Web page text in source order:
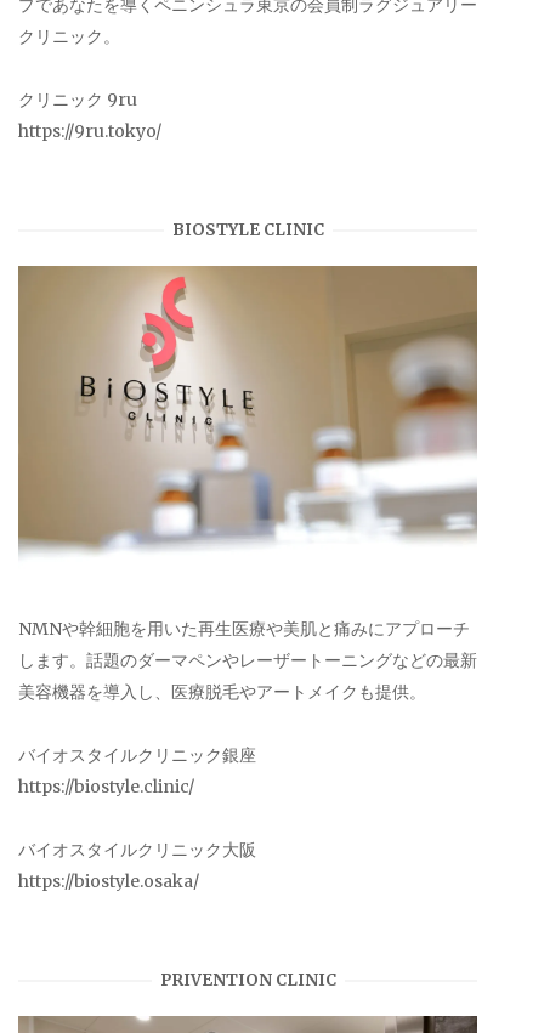
プであなたを導くペニンシュラ東京の会員制ラグジュアリー
クリニック。
クリニック 9ru
https://9ru.tokyo/
BIOSTYLE CLINIC
NMNや幹細胞を用いた再生医療や美肌と痛みにアプローチ
します。話題のダーマペンやレーザートーニングなどの最新
美容機器を導入し、医療脱毛やアートメイクも提供。
バイオスタイルクリニック銀座
https://biostyle.clinic/
バイオスタイルクリニック大阪
https://biostyle.osaka/
PRIVENTION CLINIC